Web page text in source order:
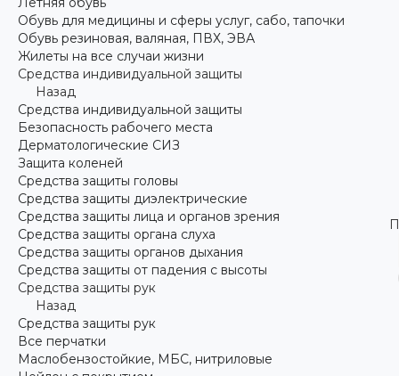
Обувь для медицины и сферы услуг, сабо, тапочки
Обувь резиновая, валяная, ПВХ, ЭВА
Жилеты на все случаи жизни
Средства индивидуальной защиты
Назад
Средства индивидуальной защиты
Безопасность рабочего места
Дерматологические СИЗ
Защита коленей
Средства защиты головы
Средства защиты диэлектрические
Средства защиты лица и органов зрения
Средства защиты органа слуха
Средства защиты органов дыхания
Средства защиты от падения с высоты
Средства защиты рук
Назад
Средства защиты рук
Все перчатки
Маслобензостойкие, МБС, нитриловые